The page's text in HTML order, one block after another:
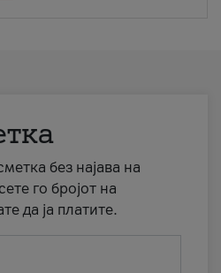
без најава на
го бројот на
да ја платите.